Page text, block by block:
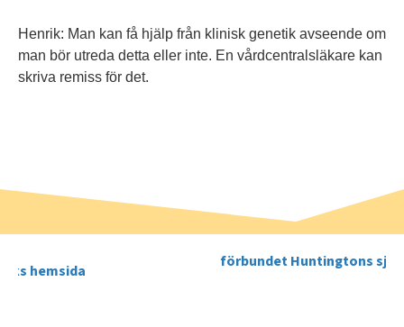
Henrik: Man kan få hjälp från klinisk genetik avseende om
man bör utreda detta eller inte. En vårdcentralsläkare kan
skriva remiss för det.